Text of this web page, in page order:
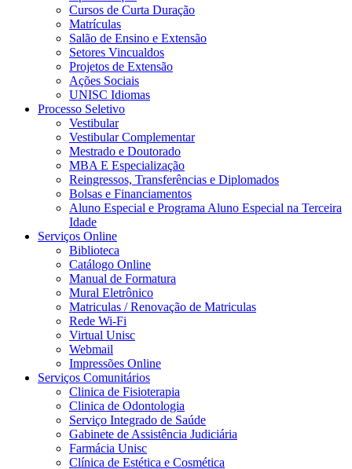
Cursos de Curta Duração
Matrículas
Salão de Ensino e Extensão
Setores Vincualdos
Projetos de Extensão
Ações Sociais
UNISC Idiomas
Processo Seletivo
Vestibular
Vestibular Complementar
Mestrado e Doutorado
MBA E Especialização
Reingressos, Transferências e Diplomados
Bolsas e Financiamentos
Aluno Especial e Programa Aluno Especial na Terceira
Idade
Serviços Online
Biblioteca
Catálogo Online
Manual de Formatura
Mural Eletrônico
Matriculas / Renovação de Matriculas
Rede Wi-Fi
Virtual Unisc
Webmail
Impressões Online
Serviços Comunitários
Clinica de Fisioterapia
Clinica de Odontologia
Serviço Integrado de Saúde
Gabinete de Assistência Judiciária
Farmácia Unisc
Clínica de Estética e Cosmética